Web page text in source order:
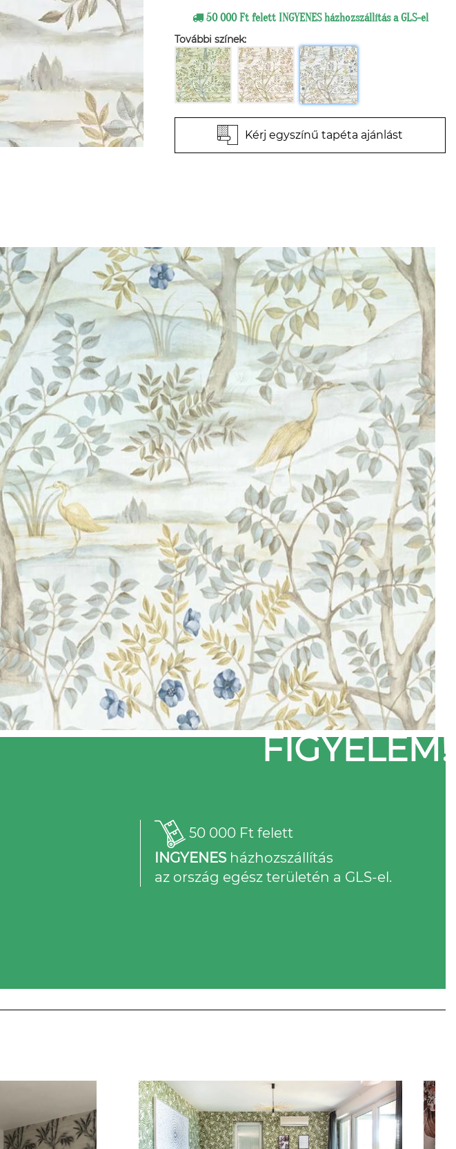
50 000 Ft felett INGYENES házhozszállítás a GLS-el
További színek:
Kérj egyszínű tapéta ajánlást
FIGYELEM!
50 000 Ft felett
INGYENESházhozszállítás
az ország egész területén a GLS-el.